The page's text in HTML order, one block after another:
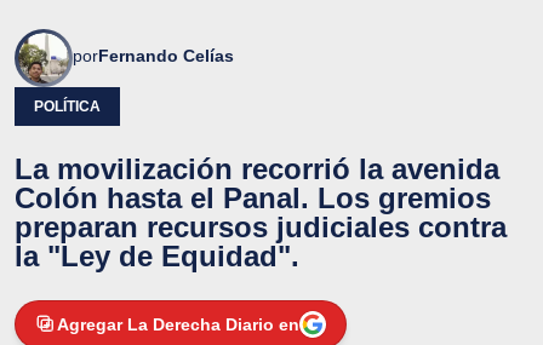
porFernando Celías
POLÍTICA
La movilización recorrió la avenida
Colón hasta el Panal. Los gremios
preparan recursos judiciales contra
la "Ley de Equidad".
Agregar La Derecha Diario en